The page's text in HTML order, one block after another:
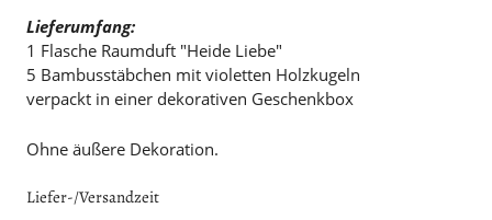
Lieferumfang:
1 Flasche Raumduft "Heide Liebe"
5 Bambusstäbchen mit violetten Holzkugeln
verpackt in einer dekorativen Geschenkbox
Ohne äußere Dekoration.
Liefer-/Versandzeit